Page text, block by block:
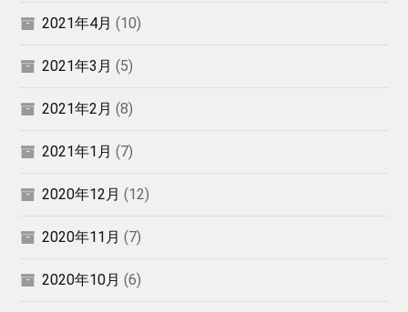
2021年4月 (10)
2021年3月 (5)
2021年2月 (8)
2021年1月 (7)
2020年12月 (12)
2020年11月 (7)
2020年10月 (6)